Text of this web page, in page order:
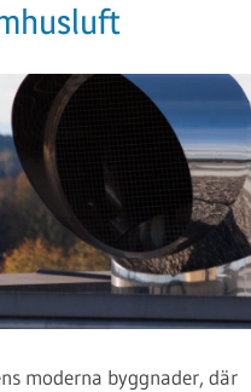
moderna byggnader, där